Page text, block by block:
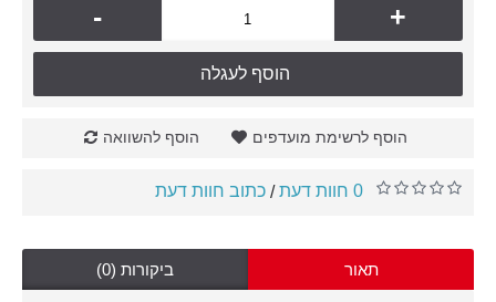
- +
הוסף לעגלה
הוסף לרשימת מועדפים הוסף להשוואה
0 חוות דעת / כתוב חוות דעת
תאור ביקורות (0)